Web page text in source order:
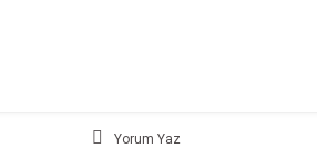
Yorum Yaz